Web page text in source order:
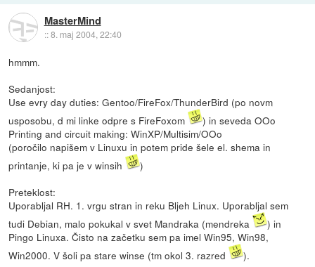
MasterMind
::8. maj 2004, 22:40
hmmm.
Sedanjost:
Use evry day duties: Gentoo/FireFox/ThunderBird (po novm
usposobu, d mi linke odpre s FireFoxom
) in seveda OOo
Printing and circuit making: WinXP/Multisim/OOo
(poročilo napišem v Linuxu in potem pride šele el. shema in
printanje, ki pa je v winsih
)
Preteklost:
Uporabljal RH. 1. vrgu stran in reku Bljeh Linux. Uporabljal sem
tudi Debian, malo pokukal v svet Mandraka (mendreka
) in
Pingo Linuxa. Čisto na začetku sem pa imel Win95, Win98,
Win2000. V šoli pa stare winse (tm okol 3. razred
).